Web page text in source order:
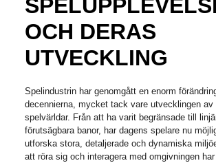
OCH DERAS
UTVECKLING
Spelindustrin har genomgått en enorm
decennierna, mycket tack vare utvecklingen av
spelvärldar. Från att ha varit begränsade till
förutsägbara banor, har dagens spelare nu
utforska stora, detaljerade och dynamiska
att röra sig och interagera med omgivningen